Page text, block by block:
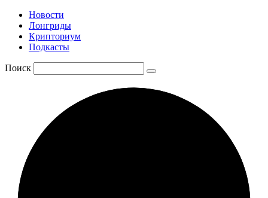
Новости
Лонгриды
Крипториум
Подкасты
Поиск